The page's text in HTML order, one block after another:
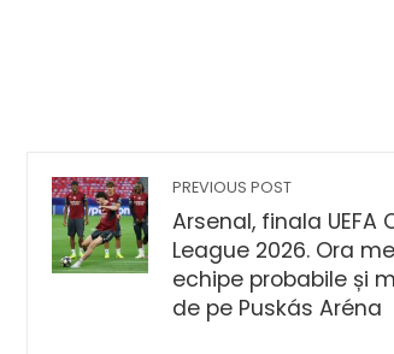
PREVIOUS POST
Arsenal, finala UEFA
League 2026. Ora
echipe probabile și
de pe Puskás Aréna